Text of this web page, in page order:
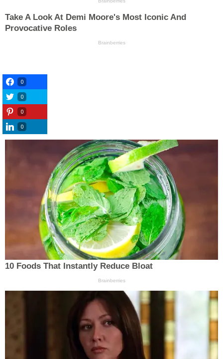
0
0
0
0